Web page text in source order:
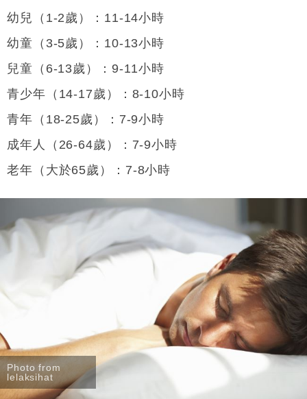
幼兒（1-2歲）：11-14小時
幼童（3-5歲）：10-13小時
兒童（6-13歲）：9-11小時
青少年（14-17歲）：8-10小時
青年（18-25歲）：7-9小時
成年人（26-64歲）：7-9小時
老年（大於65歲）：7-8小時
Photo from
lelaksihat